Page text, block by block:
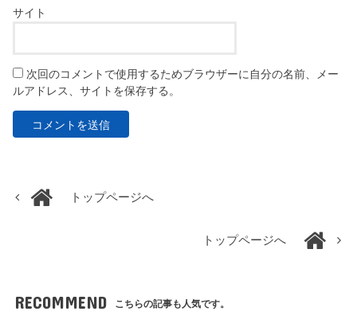
サイト
次回のコメントで使用するためブラウザーに自分の名前、メー
ルアドレス、サイトを保存する。
トップページへ
トップページへ
RECOMMEND こちらの記事も人気です。